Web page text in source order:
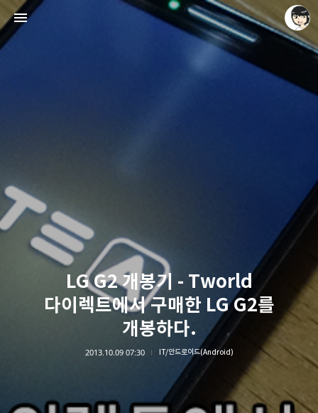
LG G2 개봉기 - Tworld
다이렉트에서 구매한 LG G2를
개봉하다.
2013.10.09 07:30 IT/안드로이드(Android)